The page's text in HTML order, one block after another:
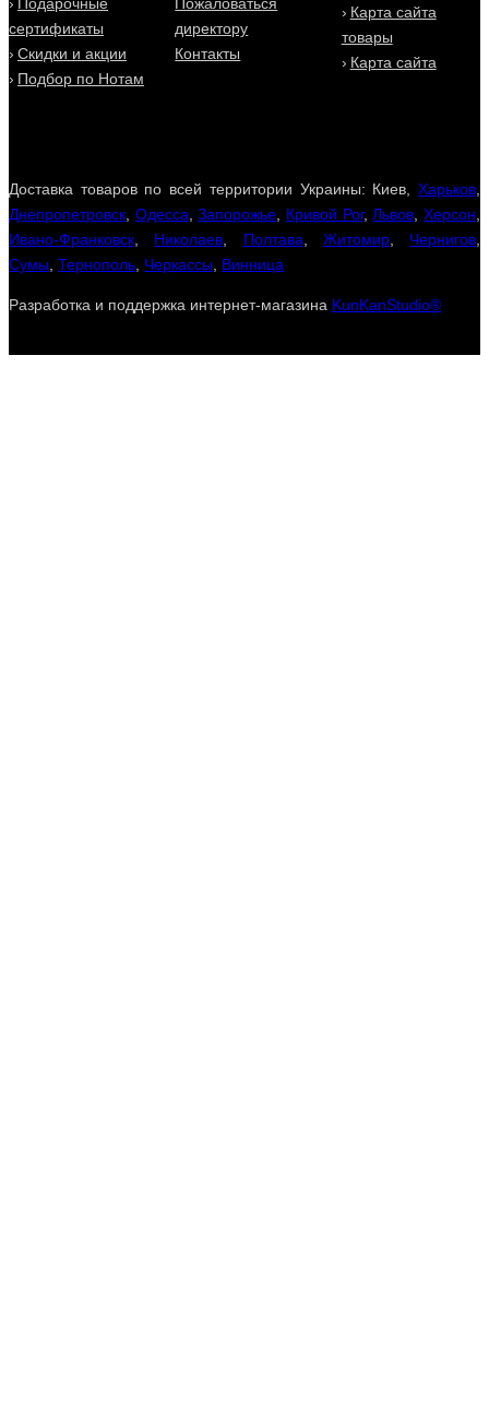
сертификаты
Скидки и акции
Подбор по Нотам
директору
Контакты
Карта сайта
товары
Карта сайта
Доставка товаров по всей территории Украины: Киев, Харьков
Днепропетровск Одесса ,Запорожье Кривой Рог,Львов ,Херсон
Ивано-Франковск
Николаев Полтава Житомир, Чернигов
Сумы Тернополь Черкассы Винница
Разработка и поддержка интернет-магазина KunKanStudio®